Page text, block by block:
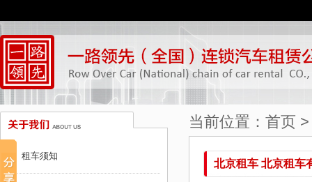
当前位置： 首页
北京租车 北京租车
租车须知